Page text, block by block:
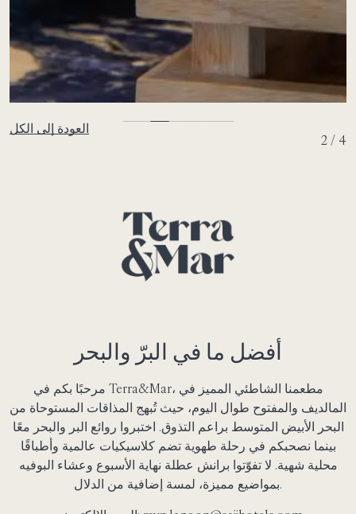
العودة إلى الكل
2 / 4
أفضل ما في البرّ والبحر
مرحبًا بكم في Terra&Mar، مطعمنا الشاطئي المميز في
المالديف والمفتوح طوال اليوم، حيث تُبهج المذاقات المستوحاة من
البحر الأبيض المتوسط براعم التذوق. اختبروا روائع البر والبحر معًا
بينما نصحبكم في رحلة طهوية تضم كلاسيكيات عالمية وأطباقًا
محلية شهية. لا تفوّتوا برانش عطلة نهاية الأسبوع وعشاء البوفيه
بمواضيع مميزة، لمسة إضافية من الدلال.